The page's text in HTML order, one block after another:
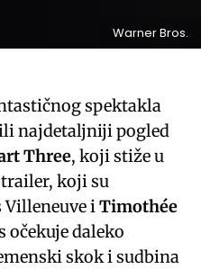
Warner Bros.
spektakla
najdetaljniji pogled
Three, koji stiže u
koji su
iTimothée
očekuje daleko
skok i sudbina